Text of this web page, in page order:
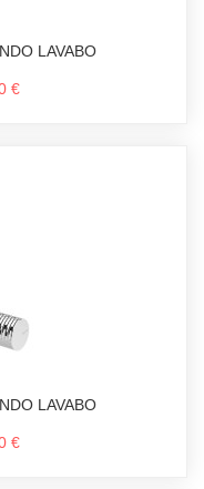
LAVABO
€
LAVABO
€